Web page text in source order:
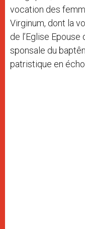
vocation des
Virginum, dont la
de l’Eglise
sponsale du
patristique en